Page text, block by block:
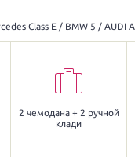
Class E / BMW 5 / AUDI
2 чемодана + 2 ручной
клади